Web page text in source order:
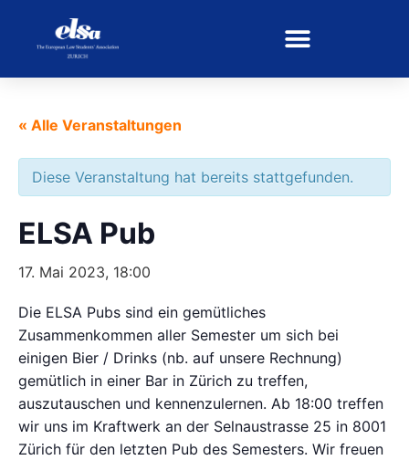
« Alle Veranstaltungen
Diese Veranstaltung hat bereits stattgefunden.
ELSA Pub
17. Mai 2023, 18:00
Die ELSA Pubs sind ein gemütliches
Zusammenkommen aller Semester um sich bei
einigen Bier / Drinks (nb. auf unsere Rechnung)
gemütlich in einer Bar in Zürich zu treffen,
auszutauschen und kennenzulernen. Ab 18:00 treffen
wir uns im Kraftwerk an der Selnaustrasse 25 in 8001
Zürich für den letzten Pub des Semesters. Wir freuen